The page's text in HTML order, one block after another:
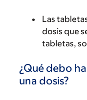
Las
dosis que
tabletas,
¿Qué debo
una dosis?